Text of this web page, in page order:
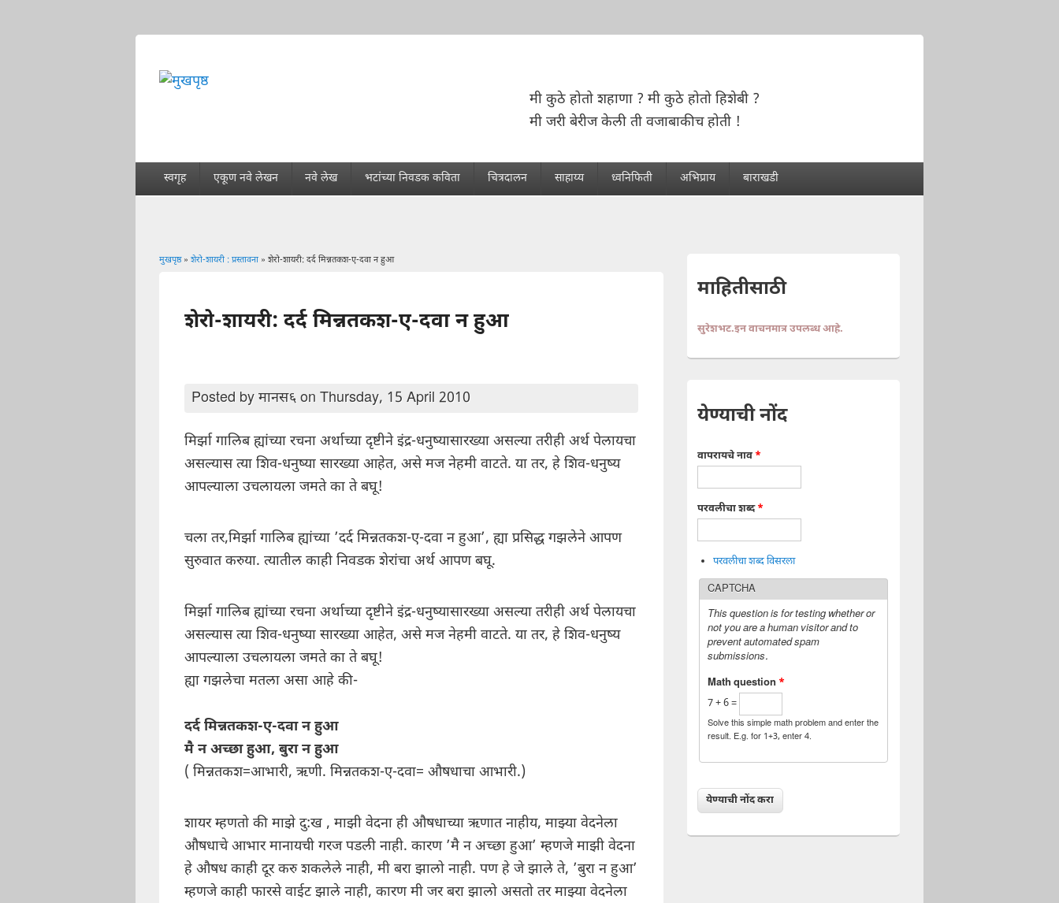
मी कुठे होतो शहाणा ? मी कुठे होतो हिशेबी ?
मी जरी बेरीज केली ती वजाबाकीच होती !
स्वगृह एकूण नवे लेखन नवे लेख भटांच्या निवडक कविता चित्रदालन साहाय्य ध्वनिफिती अभिप्राय बाराखडी
मुखपृष्ठ» शेरो-शायरी : प्रस्तावना » शेरो-शायरी: दर्द मिन्नतकश-ए-दवा न हुआ
शेरो-शायरी: दर्द मिन्नतकश-ए-दवा न हुआ
Posted by मानस६ on Thursday, 15 April 2010
मिर्झा गालिब ह्यांच्या रचना अर्थाच्या दृष्टीने इंद्र-धनुष्यासारख्या असल्या तरीही अर्थ पेलायचा
असल्यास त्या शिव-धनुष्या सारख्या आहेत, असे मज नेहमी वाटते. या तर, हे शिव-धनुष्य
आपल्याला उचलायला जमते का ते बघू!
चला तर,मिर्झा गालिब ह्यांच्या ’दर्द मिन्नतकश-ए-दवा न हुआ’, ह्या प्रसिद्ध गझलेने आपण
सुरुवात करुया. त्यातील काही निवडक शेरांचा अर्थ आपण बघू.
मिर्झा गालिब ह्यांच्या रचना अर्थाच्या दृष्टीने इंद्र-धनुष्यासारख्या असल्या तरीही अर्थ पेलायचा
असल्यास त्या शिव-धनुष्या सारख्या आहेत, असे मज नेहमी वाटते. या तर, हे शिव-धनुष्य
आपल्याला उचलायला जमते का ते बघू!
ह्या गझलेचा मतला असा आहे की-
दर्द मिन्नतकश-ए-दवा न हुआ
मै न अच्छा हुआ, बुरा न हुआ
( मिन्नतकश=आभारी, ऋणी. मिन्नतकश-ए-दवा= औषधाचा आभारी.)
शायर म्हणतो की माझे दु:ख , माझी वेदना ही औषधाच्या ऋणात नाहीय, माझ्या वेदनेला
औषधाचे आभार मानायची गरज पडली नाही. कारण ’मै न अच्छा हुआ’ म्हणजे माझी वेदना
हे औषध काही दूर करु शकलेले नाही, मी बरा झालो नाही. पण हे जे झाले ते, ’बुरा न हुआ’
म्हणजे काही फारसे वाईट झाले नाही, कारण मी जर बरा झालो असतो तर माझ्या वेदनेला
माहितीसाठी
सुरेशभट.इन वाचनमात्र उपलब्ध आहे.
येण्याची नोंद
वापरायचे नाव *
परवलीचा शब्द*
परवलीचा शब्द विसरला
CAPTCHA
This question is for testing whether or
not you are a human visitor and to
prevent automated spam
submissions.
Math question *
7 + 6 =
Solve this simple math problem and enter the
result. E.g. for 1+3, enter 4.